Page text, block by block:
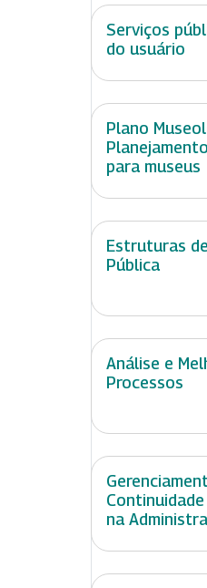
Serviços
do usuário
Plano
para museus
Estruturas
Pública
Análise e
Processos
na